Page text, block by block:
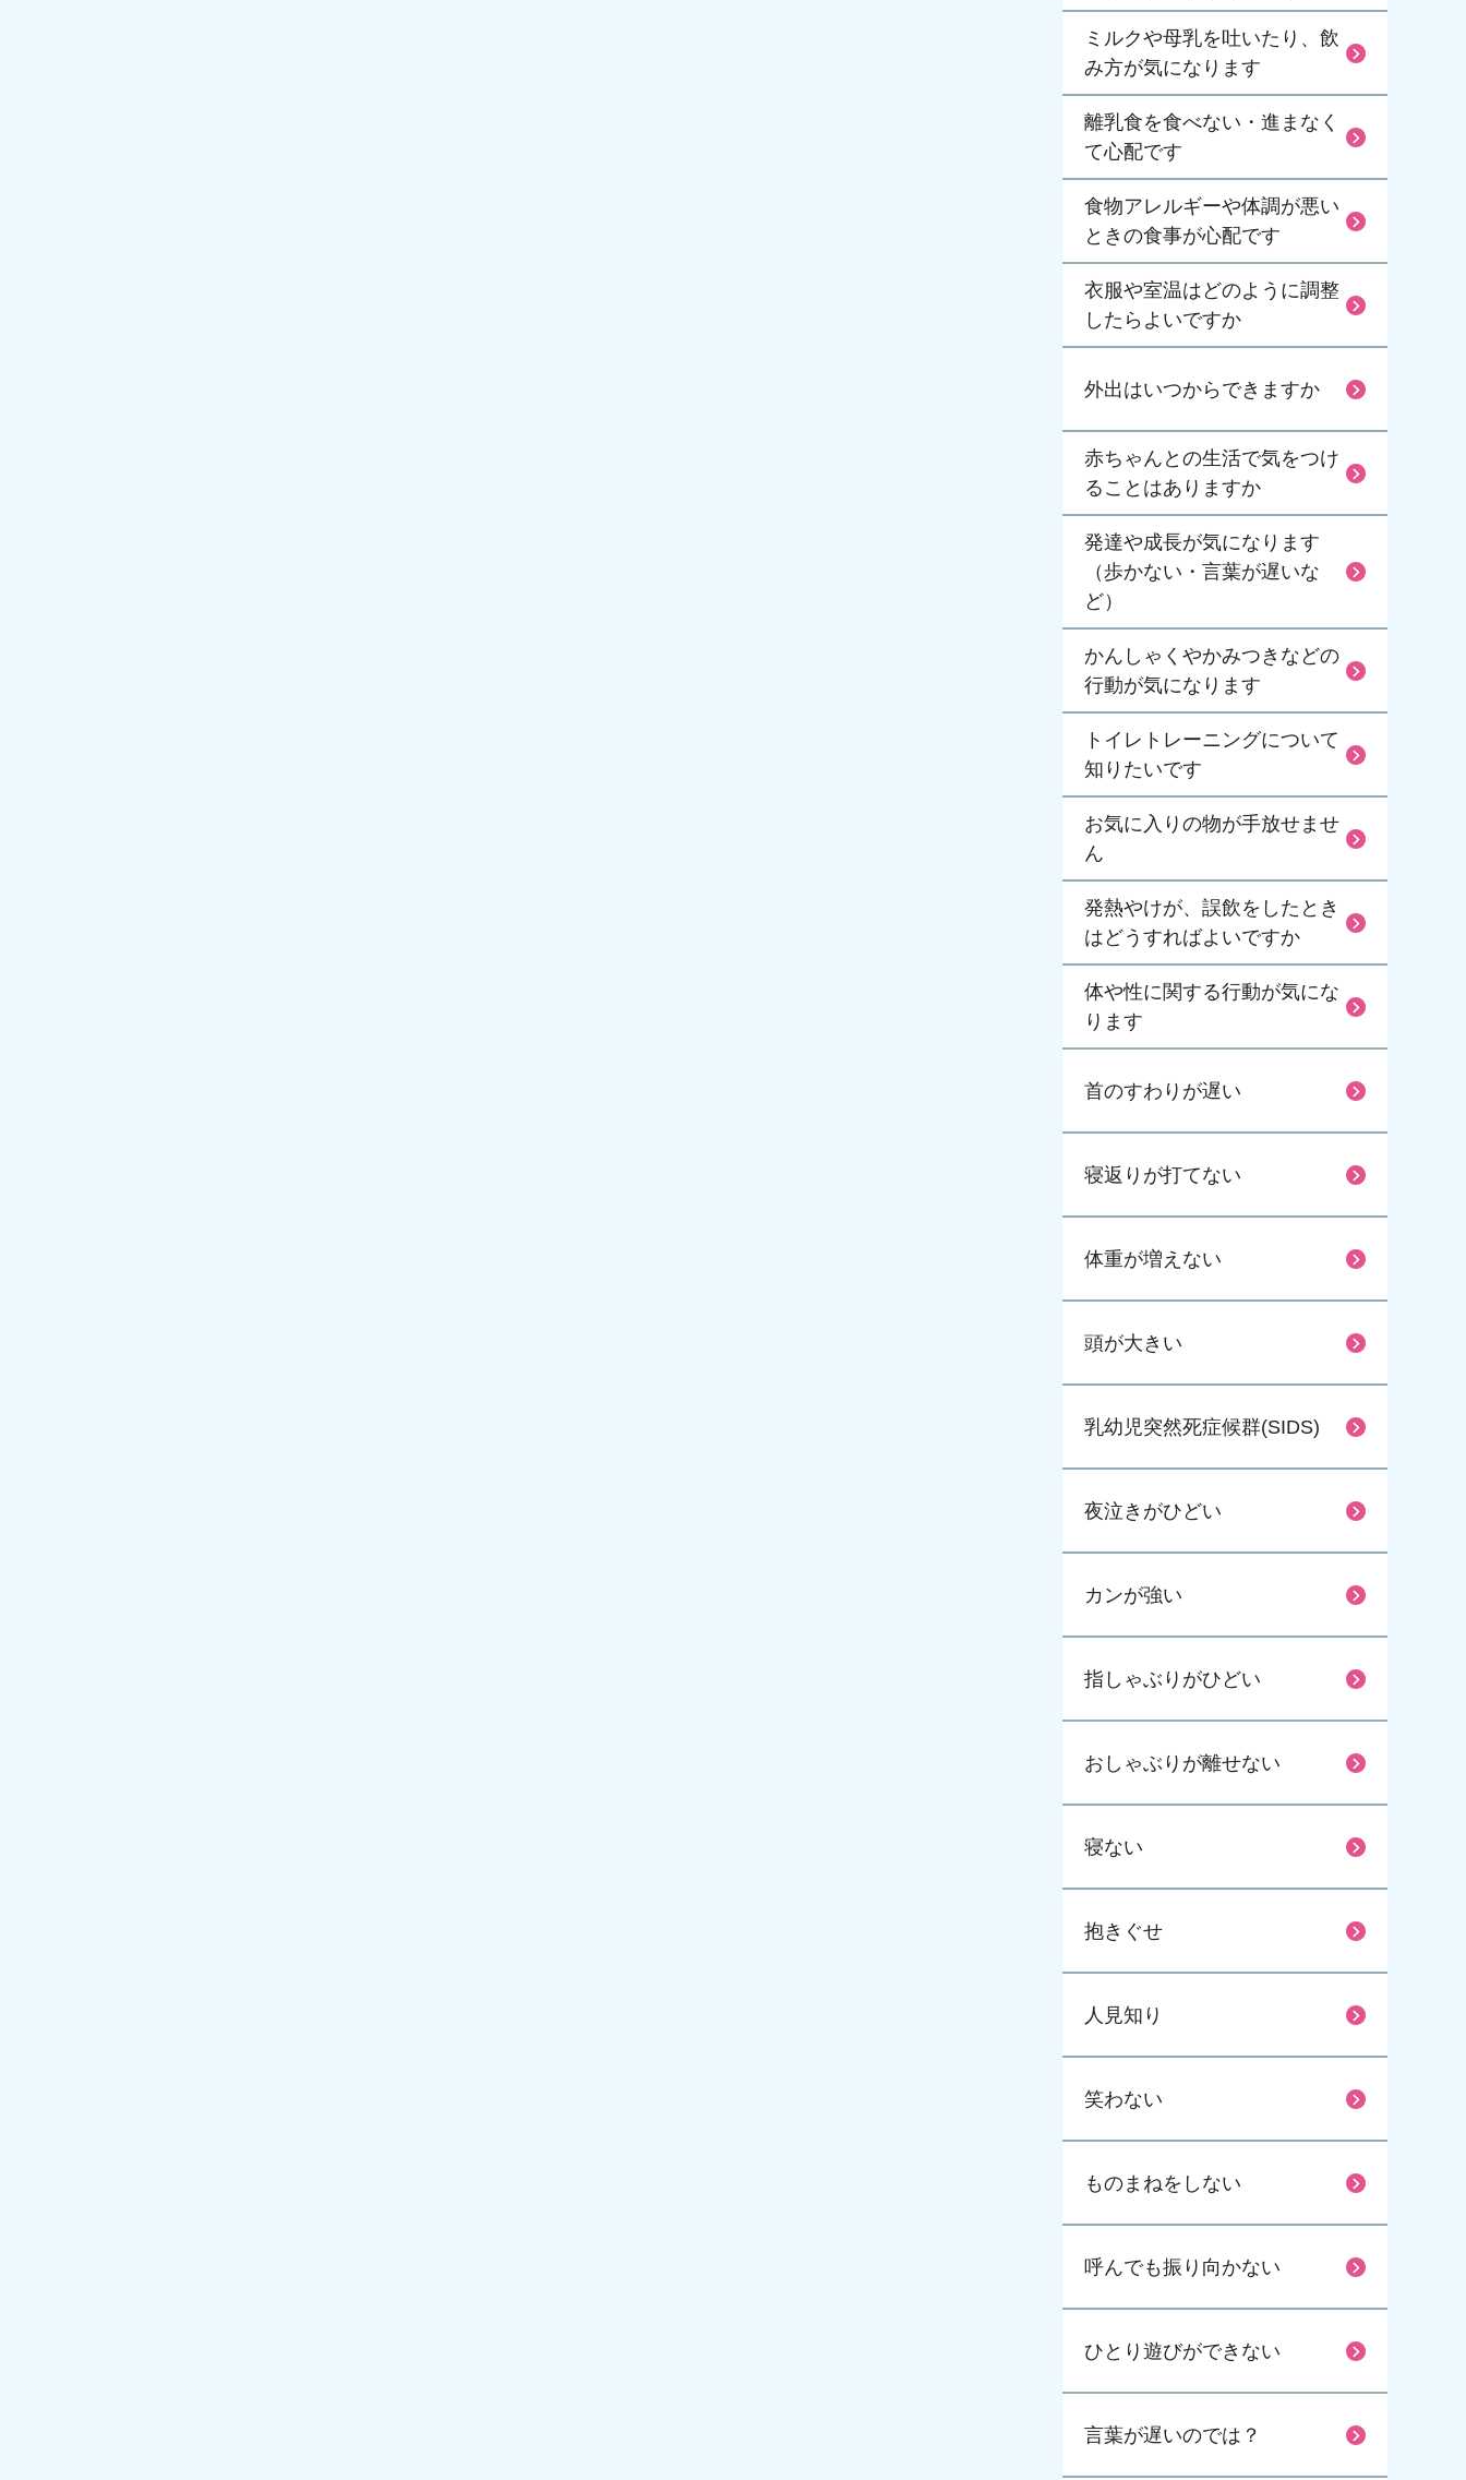
ミルクや母乳を吐いたり、飲
み方が気になります
離乳食を食べない・進まなく
て心配です
食物アレルギーや体調が悪い
ときの食事が心配です
衣服や室温はどのように調整
したらよいですか
外出はいつからできますか
赤ちゃんとの生活で気をつけ
ることはありますか
発達や成長が気になります
（歩かない・言葉が遅いな
ど）
かんしゃくやかみつきなどの
行動が気になります
トイレトレーニングについて
知りたいです
お気に入りの物が手放せませ
ん
発熱やけが、誤飲をしたとき
はどうすればよいですか
体や性に関する行動が気にな
ります
首のすわりが遅い
寝返りが打てない
体重が増えない
頭が大きい
乳幼児突然死症候群(SIDS)
夜泣きがひどい
カンが強い
指しゃぶりがひどい
おしゃぶりが離せない
寝ない
抱きぐせ
人見知り
笑わない
ものまねをしない
呼んでも振り向かない
ひとり遊びができない
言葉が遅いのでは？